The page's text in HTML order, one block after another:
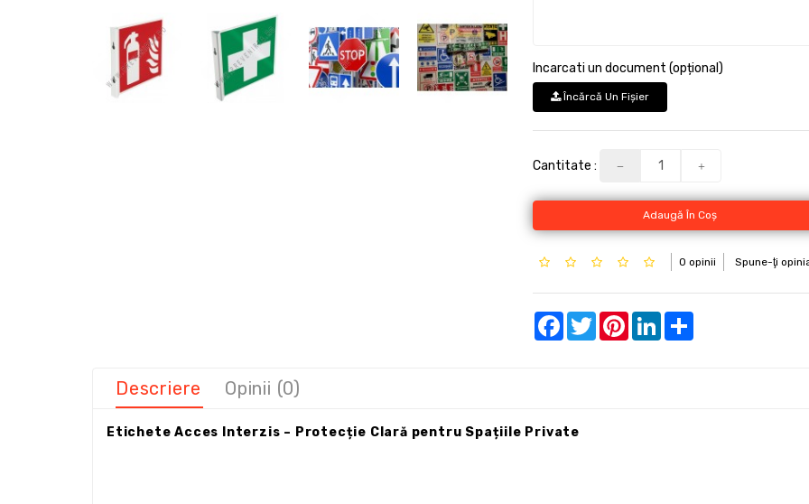
Incarcati un document (opțional)
Încărcă Un Fişier
Cantitate :
Adaugă În Coş
0 opinii Spune-ţi
Facebook
TwitterPinterestLinkedInShare
Descriere Opinii (0)
Etichete Acces Interzis – Protecție Clară pentru Spațiile Private